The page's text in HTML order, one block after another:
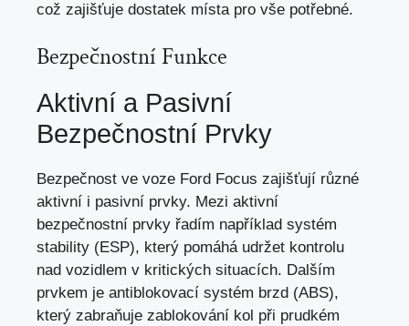
což zajišťuje dostatek místa pro vše potřebné.
Bezpečnostní Funkce
Aktivní a Pasivní
Bezpečnostní Prvky
Bezpečnost ve voze Ford Focus zajišťují různé
aktivní i pasivní prvky. Mezi aktivní
bezpečnostní prvky řadím například systém
stability (ESP), který pomáhá udržet kontrolu
nad vozidlem v kritických situacích. Dalším
prvkem je antiblokovací systém brzd (ABS),
který zabraňuje zablokování kol při prudkém